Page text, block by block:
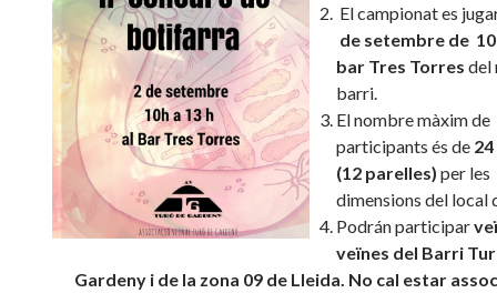
El campionat es
de setembre de
bar Tres Torres del
barri.
El nombre màxim de
participants és de24
(12 parelles) per les
dimensions del local
Podrán participar
veïnes del Barri
Gardeny i de la zona 09 de Lleida. No cal estar